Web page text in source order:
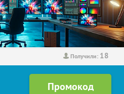
Получили: 18